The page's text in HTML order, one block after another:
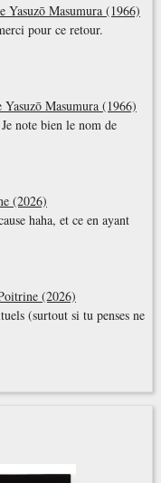
Masumura (1966)
pour ce retour.
Masumura (1966)
note bien le nom de
(2026)
haha, et ce en ayant
(2026)
(surtout si tu penses ne